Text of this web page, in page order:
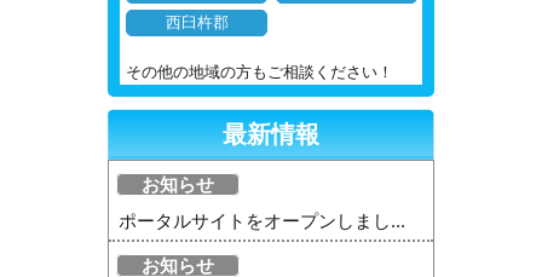
西臼杵郡
その他の地域の方もご相談ください！
最新情報
お知らせ
ポータルサイトをオープンしまし...
お知らせ